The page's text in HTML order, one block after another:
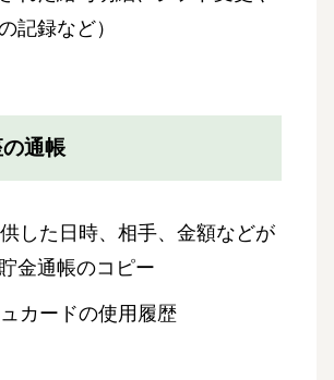
記録など）
通帳
した日時、相手、金額などが
金通帳のコピー
カードの使用履歴